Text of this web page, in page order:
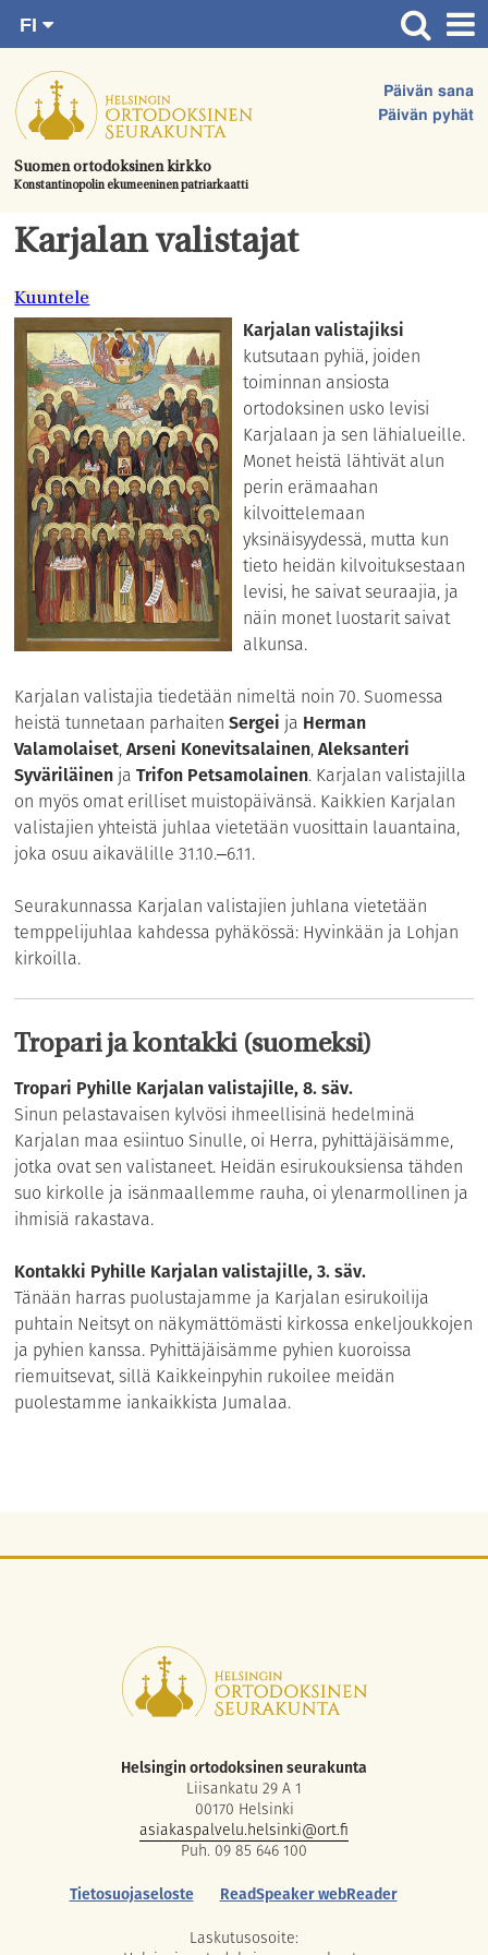
suoraan
sisältöön.
Suomen ortodoksinen kirkko
Konstantinopolin ekumeeninen patriarkaatti
Päivän sana
Päivän pyhät
FI
SV
EN
UA
Etusivu
Ajankohtaista
Juhlat & toimitukset
Kirkot
Tule mukaan
Hautausmaa
Yhteystiedot
Karjalan valistajat
Kuuntele
Karjalan valistajiksi
kutsutaan pyhiä, joiden
toiminnan ansiosta
ortodoksinen usko levisi
Karjalaan ja sen lähialueille.
Monet heistä lähtivät alun
perin erämaahan
kilvoittelemaan
yksinäisyydessä, mutta kun
tieto heidän kilvoituksestaan
levisi, he saivat seuraajia, ja
näin monet luostarit saivat
alkunsa.
Karjalan valistajia tiedetään nimeltä noin 70. Suomessa
heistä tunnetaan parhaitenSergei ja Herman
Valamolaiset,Arseni Konevitsalainen,Aleksanteri
Syväriläinen jaTrifon Petsamolainen. Karjalan valistajilla
on myös omat erilliset muistopäivänsä. Kaikkien Karjalan
valistajien yhteistä juhlaa vietetään vuosittain lauantaina,
joka osuu aikavälille 31.10.‒6.11.
Seurakunnassa Karjalan valistajien juhlana vietetään
temppelijuhlaa kahdessa pyhäkössä: Hyvinkään ja Lohjan
kirkoilla.
Tropari ja kontakki (suomeksi)
Tropari Pyhille Karjalan valistajille, 8. säv.
Sinun pelastavaisen kylvösi ihmeellisinä hedelminä
Karjalan maa esiintuo Sinulle, oi Herra, pyhittäjäisämme,
jotka ovat sen valistaneet. Heidän esirukouksiensa tähden
suo kirkolle ja isänmaallemme rauha, oi ylenarmollinen ja
ihmisiä rakastava.
Kontakki Pyhille Karjalan valistajille, 3. säv.
Tänään harras puolustajamme ja Karjalan esirukoilija
puhtain Neitsyt on näkymättömästi kirkossa enkeljoukkojen
ja pyhien kanssa. Pyhittäjäisämme pyhien kuoroissa
riemuitsevat, sillä Kaikkeinpyhin rukoilee meidän
puolestamme iankaikkista Jumalaa.
Helsingin ortodoksinen seurakunta
Liisankatu 29 A 1
00170 Helsinki
asiakaspalvelu.helsinki@ort.fi
Puh. 09 85 646 100
Tietosuojaseloste
ReadSpeaker webReader
Laskutusosoite: